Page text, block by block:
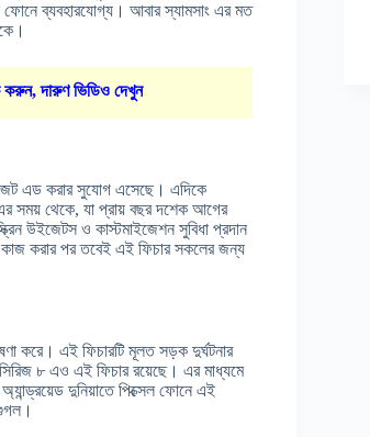
ব্যবহারযোগ্য। আবার স্যামসাং এর মত
করুন, দারুণ ভিডিও দেখুন
এড করার সুযোগ এসেছে। এদিকে
সময় থেকে, যা প্রায় বছর দশেক আগের
উইজেটস ও কাস্টমাইজেশন সুবিধা প্রদান
কাজ করার পর তবেই এই ফিচার সকলের জন্য
করে। এই ফিচারটি মূলত সড়ক দুর্ঘটনার
৮ এও এই ফিচার রয়েছে। এর মাধ্যমে
দুনিয়াতে পিক্সেল ফোনে এই